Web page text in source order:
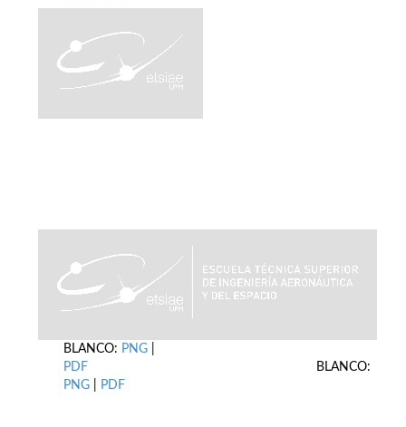
BLANCO: PNG
PDF BLANCO:
PNG
PDF